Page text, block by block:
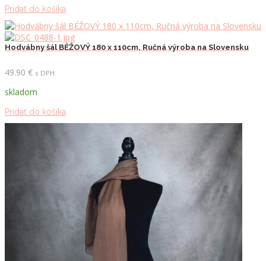
Pridať do košíka
Hodvábny šál BÉŽOVÝ 180 x 110cm, Ručná výroba na Slovensku
49.90 € s DPH
skladom
Pridať do košíka